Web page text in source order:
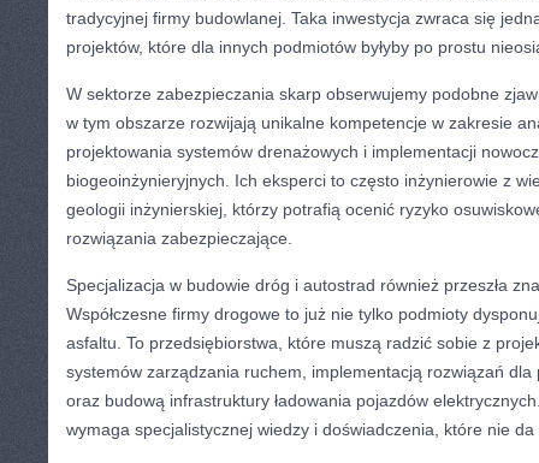
tradycyjnej firmy budowlanej. Taka inwestycja zwraca się
projektów, które dla innych podmiotów byłyby po prostu
W sektorze zabezpieczania skarp obserwujemy podobne
w tym obszarze rozwijają unikalne kompetencje w zakresie
projektowania systemów drenażowych i implementacji
biogeoinżynieryjnych. Ich eksperci to często inżynierowie z
geologii inżynierskiej, którzy potrafią ocenić ryzyko
rozwiązania zabezpieczające.
Specjalizacja w budowie dróg i autostrad również przeszła
Współczesne firmy drogowe to już nie tylko podmioty
asfaltu. To przedsiębiorstwa, które muszą radzić sobie z
systemów zarządzania ruchem, implementacją rozwiązań
oraz budową infrastruktury ładowania pojazdów
wymaga specjalistycznej wiedzy i doświadczenia, które nie